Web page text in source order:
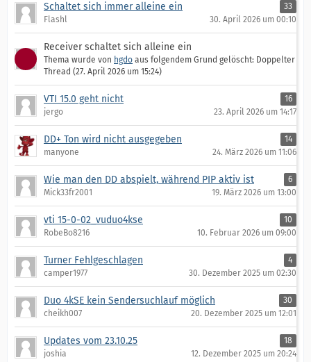
Schaltet sich immer alleine ein
33
Flashl
30. April 2026 um 00:10
Receiver schaltet sich alleine ein
Thema wurde von hgdo aus folgendem Grund gelöscht: Doppelter
Thread (27. April 2026 um 15:24)
VTI 15.0 geht nicht
16
jergo
23. April 2026 um 14:17
DD+ Ton wird nicht ausgegeben
14
manyone
24. März 2026 um 11:06
Wie man den DD abspielt, während PIP aktiv ist
6
Mick33fr2001
19. März 2026 um 13:00
vti 15-0-02_vuduo4kse
10
RobeBo8216
10. Februar 2026 um 09:00
Turner Fehlgeschlagen
4
camper1977
30. Dezember 2025 um 02:30
Duo 4kSE kein Sendersuchlauf möglich
30
cheikh007
20. Dezember 2025 um 12:01
Updates vom 23.10.25
18
joshia
12. Dezember 2025 um 20:24